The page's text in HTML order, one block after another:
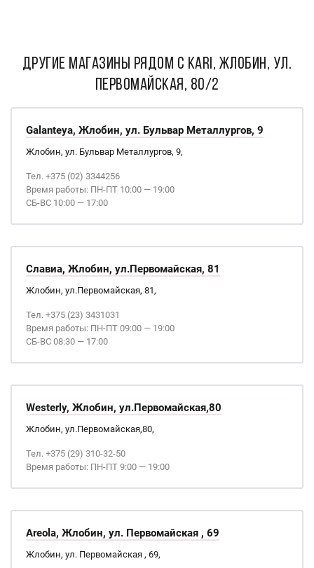
ДРУГИЕ МАГАЗИНЫ РЯДОМ С kari, Жлобин, ул.
Первомайская, 80/2
Galanteya, Жлобин, ул. Бульвар Металлургов, 9
Жлобин, ул. Бульвар Металлургов, 9,
Тел. +375 (02) 3344256
Время работы: ПН-ПТ 10:00 — 19:00
СБ-ВС 10:00 — 17:00
Славиа, Жлобин, ул.Первомайская, 81
Жлобин, ул.Первомайская, 81,
Тел. +375 (23) 3431031
Время работы: ПН-ПТ 09:00 — 19:00
СБ-ВС 08:30 — 17:00
Westerly, Жлобин, ул.Первомайская,80
Жлобин, ул.Первомайская,80,
Тел. +375 (29) 310-32-50
Время работы: ПН-ПТ 9:00 — 19:00
Areola, Жлобин, ул. Первомайская , 69
Жлобин, ул. Первомайская , 69,